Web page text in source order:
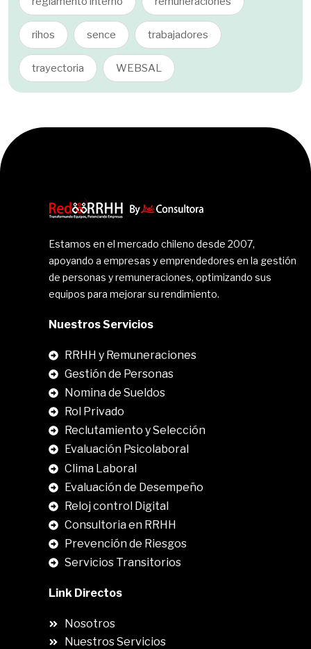
rihos sence trabajadores
trayectoria WEBSAL
Estamos en el mercado chileno desde 2007,
apoyando a empresas y emprendedores en la gestión
de personas y remuneraciones, optimizando sus
equipos para mejorar su rendimiento.
Nuestros Servicios
RRHH y Remuneraciones
Gestión de Personas
Nomina de Sueldos
Rol Privado
Reclutamiento y Selección
Evaluación Psicolaboral
Clima Laboral
Evaluación de Desempeño
Reloj control Digital
Consultoria en RRHH
Prevención de Riesgos
Servicios Transitorios
Link Directos
Nosotros
Nuestros Servicios